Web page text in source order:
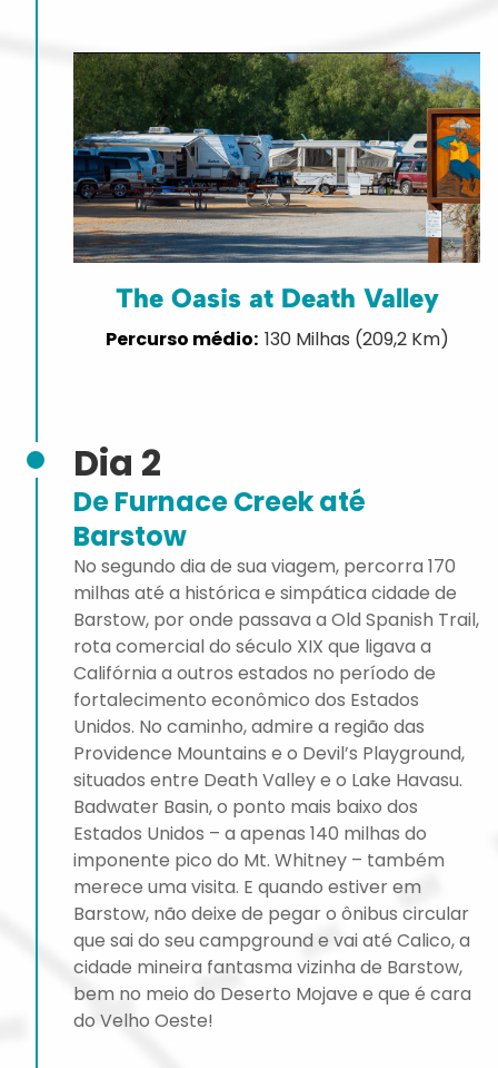
The Oasis at Death Valley
130 Milhas (209,2 Km)
Dia 2
De Furnace Creek até
Barstow
No segundo dia de sua viagem, percorra 170
milhas até a histórica e simpática cidade de
Barstow, por onde passava a Old Spanish Trail,
rota comercial do século XIX que ligava a
Califórnia a outros estados no período de
fortalecimento econômico dos Estados
Unidos. No caminho, admire a região das
Providence Mountains e o Devil’s Playground,
situados entre Death Valley e o Lake Havasu.
Badwater Basin, o ponto mais baixo dos
Estados Unidos – a apenas 140 milhas do
imponente pico do Mt. Whitney – também
merece uma visita. E quando estiver em
Barstow, não deixe de pegar o ônibus circular
que sai do seu campground e vai até Calico, a
cidade mineira fantasma vizinha de Barstow,
bem no meio do Deserto Mojave e que é cara
do Velho Oeste!